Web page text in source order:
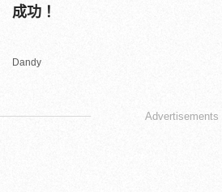
成功！
Dandy
Advertisements